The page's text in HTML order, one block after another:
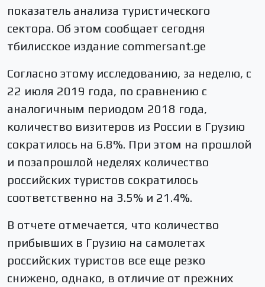
показатель анализа туристического
сектора. Об этом сообщает сегодня
тбилисское издание commersant.ge
Согласно этому исследованию, за неделю, с
22 июля 2019 года, по сравнению с
аналогичным периодом 2018 года,
количество визитеров из России в Грузию
сократилось на 6.8%. При этом на прошлой
и позапрошлой неделях количество
российских туристов сократилось
соответственно на 3.5% и 21.4%.
В отчете отмечается, что количество
прибывших в Грузию на самолетах
российских туристов все еще резко
снижено, однако, в отличие от прежних